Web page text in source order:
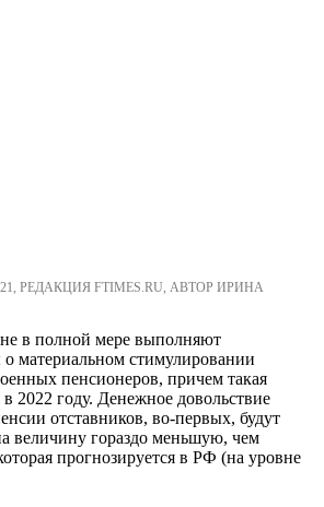
РЕДАКЦИЯ FTIMES.RU, АВТОР ИРИНА
в полной мере выполняют
о материальном стимулировании
пенсионеров, причем такая
2022 году. Денежное довольствие
отставников, во-первых, будут
величину гораздо меньшую, чем
прогнозируется в РФ (на уровне